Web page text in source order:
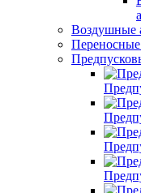
Воздушные